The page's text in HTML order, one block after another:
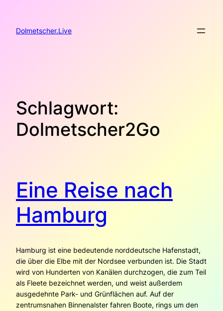
springen
Dolmetscher.Live
Schlagwort:
Dolmetscher2Go
Eine Reise nach
Hamburg
Hamburg ist eine bedeutende norddeutsche Hafenstadt,
die über die Elbe mit der Nordsee verbunden ist. Die Stadt
wird von Hunderten von Kanälen durchzogen, die zum Teil
als Fleete bezeichnet werden, und weist außerdem
ausgedehnte Park- und Grünflächen auf. Auf der
zentrumsnahen Binnenalster fahren Boote, rings um den